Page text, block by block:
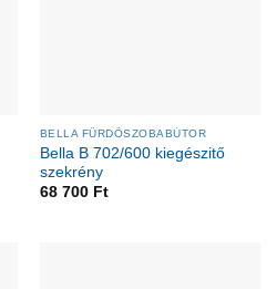
BELLA FÜRDŐSZOBABÚTOR
Bella B 702/600 kiegészitő
szekrény
68 700 Ft